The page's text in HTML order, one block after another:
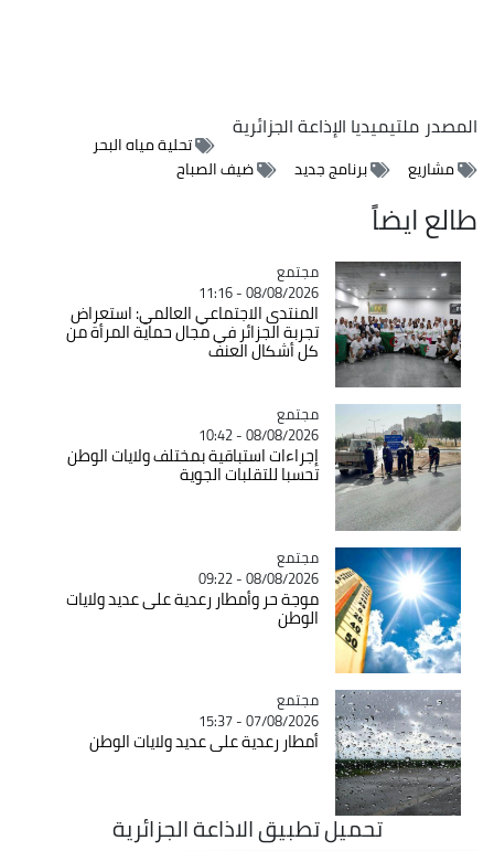
المصدرملتيميديا الإذاعة الجزائرية
تحلية مياه البحر
مشاريع
برنامج جديد ضيف الصباح
طالع ايضاً
Catégorie
مجتمع
08/08/2026 - 11:16
المنتدى الاجتماعي العالمي: استعراض
تجربة الجزائر في مجال حماية المرأة من
كل أشكال العنف
Catégorie
مجتمع
08/08/2026 - 10:42
إجراءات استباقية بمختلف ولايات الوطن
تحسبا للتقلبات الجوية
Catégorie
مجتمع
08/08/2026 - 09:22
موجة حر وأمطار رعدية على عديد ولايات
الوطن
Catégorie
مجتمع
07/08/2026 - 15:37
أمطار رعدية على عديد ولايات الوطن
تحميل تطبيق الاذاعة الجزائرية